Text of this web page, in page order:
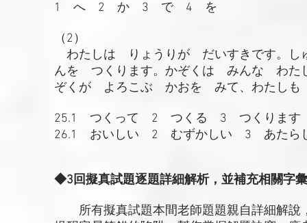
1 へ 2 か 3 で 4 を
（2）
わたしは りょうりが だいすきです。
んを つくります。かぞくは みんな わ
ぞくが よろこぶ かおを みて、わたしも
25.1 つくって 2 つくる 3 つくります
26.1 おいしい 2 むずかしい 3 あたら
◆3回擬真試題逐題詳細解析，並補充相關字
所有擬真試題本間老師題題親自詳細解說